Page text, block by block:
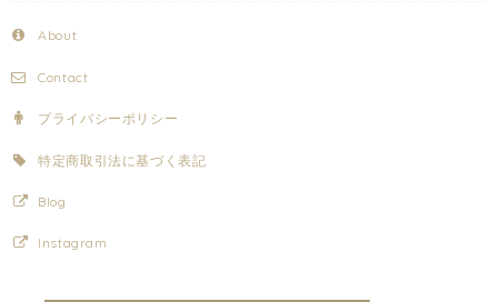
About
Contact
プライバシーポリシー
特定商取引法に基づく表記
Blog
Instagram